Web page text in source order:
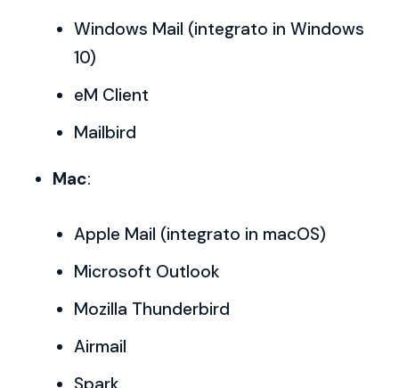
Windows Mail (integrato in Windows
10)
eM Client
Mailbird
Mac:
Apple Mail (integrato in macOS)
Microsoft Outlook
Mozilla Thunderbird
Airmail